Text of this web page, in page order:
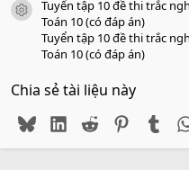
icon tài liệu
Tuyển tập 10 đề thi trắc
Toán 10 (có đáp án)
Tuyển tập 10 đề thi trắc
Toán 10 (có đáp án)
Chia sẻ tài liệu này
BlueskyLinkedIn
Reddit Pinterest